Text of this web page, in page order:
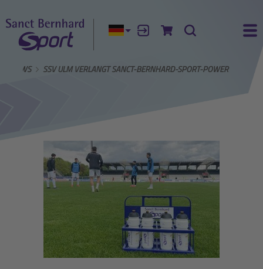
Aktuelle Sprache:
AnmeldenZum Warenkorb
Suche
NEWS SSV ULM VERLANGT SANCT-BERNHARD-SPORT-POWER